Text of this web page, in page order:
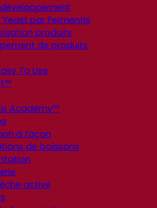
Yeast par Fermentis
produits
de produits
To Use
Academy™
à façon
de boissons
active